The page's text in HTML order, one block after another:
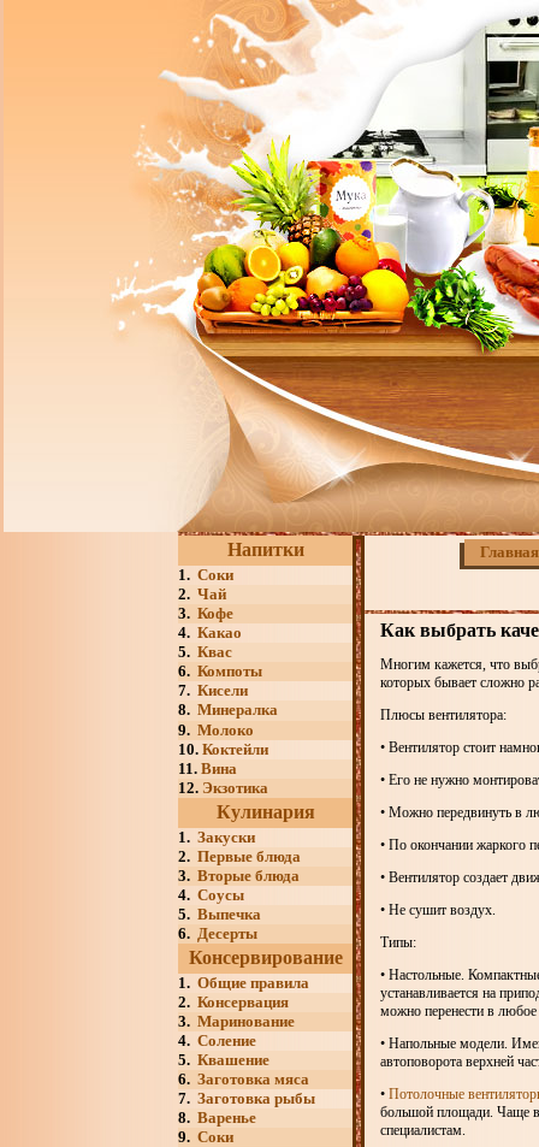
Напитки
1. Соки
2. Чай
3. Кофе
4. Какао
5. Квас
6. Компоты
7. Кисели
8. Минералка
9. Молоко
10. Коктейли
11. Вина
12. Экзотика
Кулинария
1. Закуски
2. Первые блюда
3. Вторые блюда
4. Соусы
5. Выпечка
6. Десерты
Консервирование
1. Общие правила
2. Консервация
3. Маринование
4. Соление
5. Квашение
6. Заготовка мяса
7. Заготовка рыбы
8. Варенье
9. Соки
Главная
Как выбрать
Многим кажется, что
которых бывает сложно
Плюсы вентилятора:
• Вентилятор стоит
• Его не нужно
• Можно передвинуть в
• По окончании жаркого
• Вентилятор создает
• Не сушит воздух.
Типы:
• Настольные.
устанавливается на
можно перенести в любое
• Напольные модели.
автоповорота верхней
• Потолочные
большой площади. Чаще
специалистам.